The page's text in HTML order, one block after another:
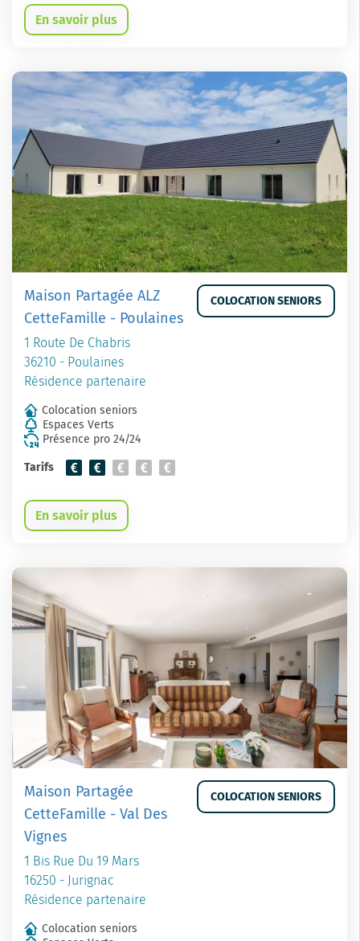
En savoir plus
Maison Partagée ALZ
CetteFamille - Poulaines
1 Route De Chabris
36210 - Poulaines
Résidence partenaire
COLOCATION SENIORS
Colocation seniors
Espaces Verts
Présence pro 24/24
Tarifs
En savoir plus
Maison Partagée
CetteFamille - Val Des
Vignes
1 Bis Rue Du 19 Mars
16250 - Jurignac
Résidence partenaire
COLOCATION SENIORS
Colocation seniors